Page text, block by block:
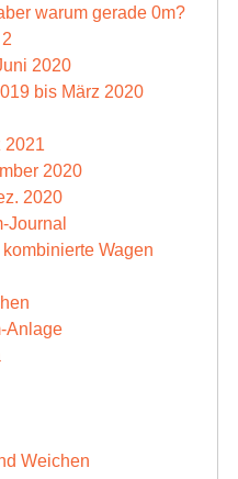
warum gerade 0m?
2020
bis März 2020
2021
2020
2020
Journal
Wagen
Anlage
Weichen